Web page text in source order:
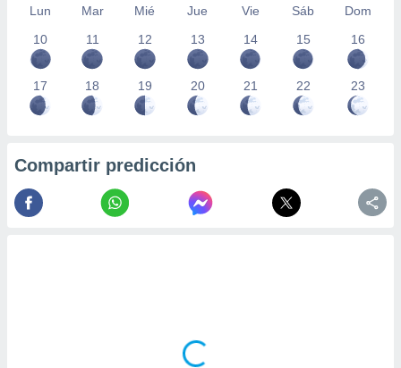
Lun Mar Mié Jue Vie Sáb
Dom
10
11 12 13 14 15 16
17 18 19 20 21 22 23
Compartir predicción